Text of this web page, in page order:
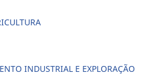
INDUSTRIAL E EXPLORAÇÃO